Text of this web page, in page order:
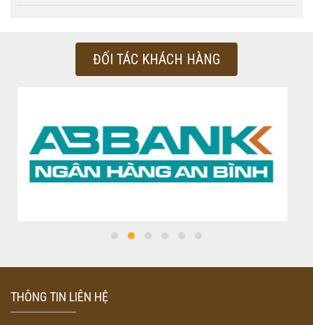
ĐỐI TÁC KHÁCH HÀNG
THÔNG TIN LIÊN HỆ